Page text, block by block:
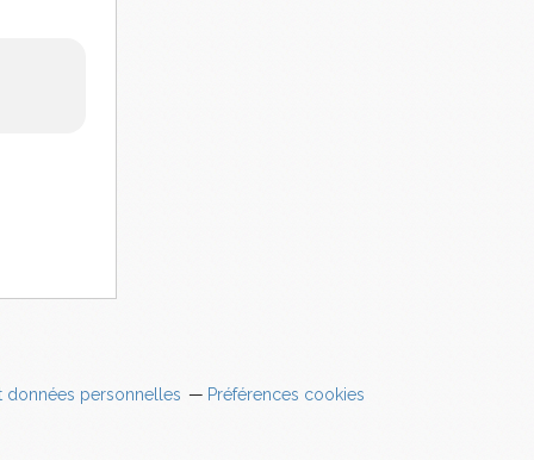
données personnelles Préférences cookies